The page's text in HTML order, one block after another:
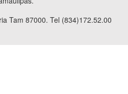
Tam 87000. Tel (834)172.52.00